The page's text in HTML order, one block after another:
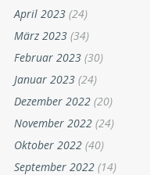
April 2023 (24)
März 2023 (34)
Februar 2023 (30)
Januar 2023 (24)
Dezember 2022 (20)
November 2022 (24)
Oktober 2022 (40)
September 2022 (14)